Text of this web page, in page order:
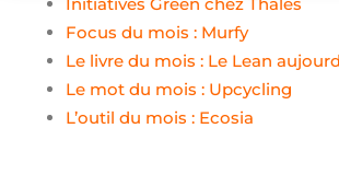
Focus du mois : Murfy
Le livre du mois : Le Lean
Le mot du mois : Upcycling
L’outil du mois : Ecosia